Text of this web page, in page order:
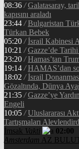
08:36 / Galatasaray,
kapısını araladı
23:44 / Bulgaristan
Türkan Bebek
05:20 / İsrail Kabinesi
10:21 / Gazze’de
23:20 / Hamas’tan
19:14 / HAMAS’dan
18:02 / İsrail
Gözaltında, Dünya
21:35 / Gazze’ye
Engeli
10:05 / Uluslararası
Tartışmaları
İmsak Vakti
02:00
Amsterdam AZ